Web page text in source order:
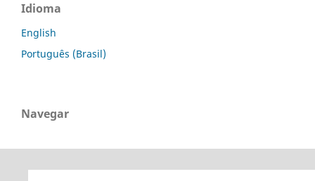
Idioma
English
Português (Brasil)
Navegar